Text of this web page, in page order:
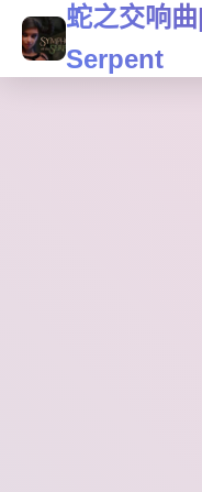
蛇之交响
Serpent